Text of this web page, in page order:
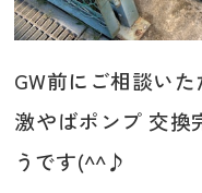
GW前にご相談い
激やばポンプ 交換
うです(^^♪